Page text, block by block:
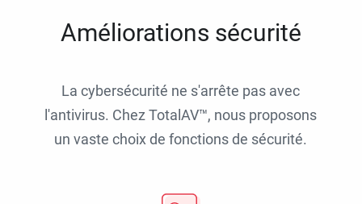
Améliorations sécurité
La cybersécurité ne s'arrête pas avec
l'antivirus. Chez TotalAV™, nous proposons
un vaste choix de fonctions de sécurité.